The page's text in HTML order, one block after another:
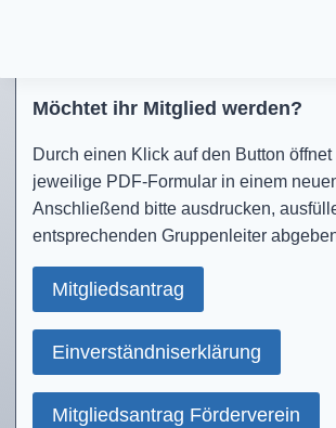
Möchtet ihr Mitglied werden?
Durch einen Klick auf den Button
jeweilige PDF-Formular in einem
Anschließend bitte ausdrucken,
entsprechenden Gruppenleiter
Mitgliedsantrag
Einverständniserklärung
Mitgliedsantrag Förderverein